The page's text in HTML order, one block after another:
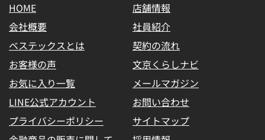
HOME
店舗情報
会社概要
社員紹介
ベステックスとは
契約の流れ
お客様の声
文京くらしナビ
お気に入り一覧
メールマガジン
LINE公式アカウント
お問い合わせ
プライバシーポリシー
サイトマップ